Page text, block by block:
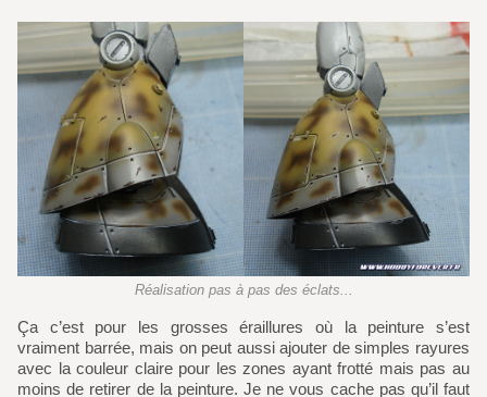
Réalisation pas à pas des éclats...
Ça c’est pour les grosses éraillures où la peinture s’est
vraiment barrée, mais on peut aussi ajouter de simples rayures
avec la couleur claire pour les zones ayant frotté mais pas au
moins de retirer de la peinture. Je ne vous cache pas qu’il faut